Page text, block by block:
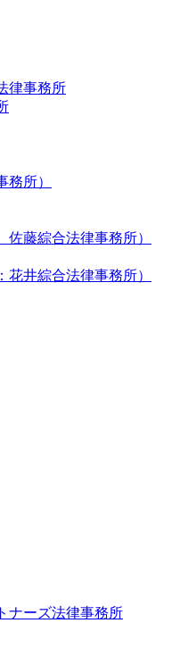
律事務所
所）
藤綜合法律事務所）
井綜合法律事務所）
ナーズ法律事務所